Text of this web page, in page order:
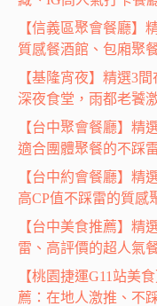
【信義區聚會餐廳】
質感餐酒館、包廂聚
【基隆宵夜】精選3
深夜食堂，雨都老饕
【台中聚會餐廳】精
適合團體聚餐的不踩
【台中約會餐廳】精
高CP值不踩雷的質感
【台中美食推薦】精
雷、高評價的超人氣
【桃園捷運G11站美
薦：在地人激推、不